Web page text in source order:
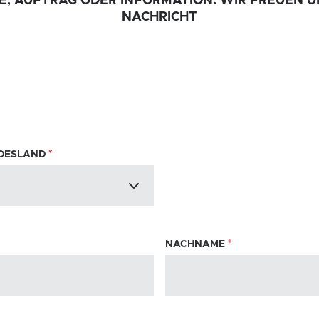
NACHRICHT
*
NACHNAME *